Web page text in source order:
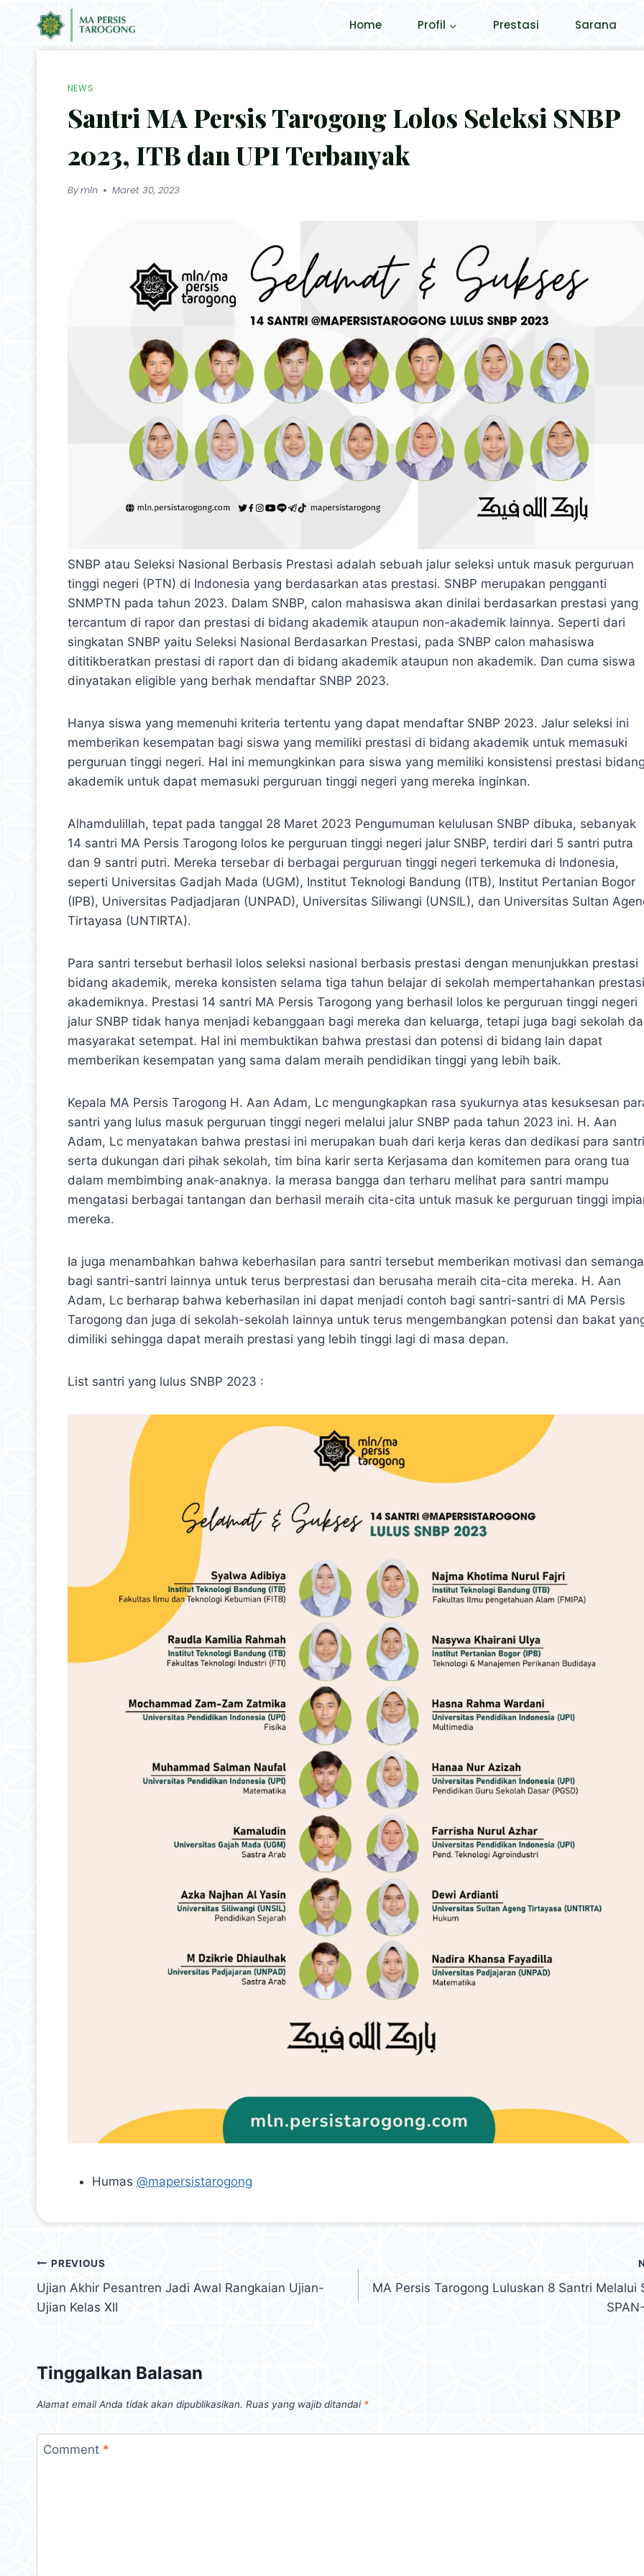
Home Profil Prestasi Sarana
NEWS
Santri MA Persis Tarogong Lolos Seleksi SNBP
2023, ITB dan UPI Terbanyak
Bymln Maret 30, 2023
SNBP atau Seleksi Nasional Berbasis Prestasi adalah sebuah jalur seleksi untuk masuk perguruan
tinggi negeri (PTN) di Indonesia yang berdasarkan atas prestasi. SNBP merupakan pengganti
SNMPTN pada tahun 2023. Dalam SNBP, calon mahasiswa akan dinilai berdasarkan prestasi yang
tercantum di rapor dan prestasi di bidang akademik ataupun non-akademik lainnya. Seperti dari
singkatan SNBP yaitu Seleksi Nasional Berdasarkan Prestasi, pada SNBP calon mahasiswa
dititikberatkan prestasi di raport dan di bidang akademik ataupun non akademik. Dan cuma siswa
dinyatakan eligible yang berhak mendaftar SNBP 2023.
Hanya siswa yang memenuhi kriteria tertentu yang dapat mendaftar SNBP 2023. Jalur seleksi ini
memberikan kesempatan bagi siswa yang memiliki prestasi di bidang akademik untuk memasuki
perguruan tinggi negeri. Hal ini memungkinkan para siswa yang memiliki konsistensi prestasi
akademik untuk dapat memasuki perguruan tinggi negeri yang mereka inginkan.
Alhamdulillah, tepat pada tanggal 28 Maret 2023 Pengumuman kelulusan SNBP dibuka, sebanyak
14 santri MA Persis Tarogong lolos ke perguruan tinggi negeri jalur SNBP, terdiri dari 5 santri putra
dan 9 santri putri. Mereka tersebar di berbagai perguruan tinggi negeri terkemuka di Indonesia,
seperti Universitas Gadjah Mada (UGM), Institut Teknologi Bandung (ITB), Institut Pertanian Bogor
(IPB), Universitas Padjadjaran (UNPAD), Universitas Siliwangi (UNSIL), dan Universitas Sultan
Tirtayasa (UNTIRTA).
Para santri tersebut berhasil lolos seleksi nasional berbasis prestasi dengan menunjukkan prestasi
bidang akademik, mereka konsisten selama tiga tahun belajar di sekolah mempertahankan prestasi
akademiknya. Prestasi 14 santri MA Persis Tarogong yang berhasil lolos ke perguruan tinggi negeri
jalur SNBP tidak hanya menjadi kebanggaan bagi mereka dan keluarga, tetapi juga bagi sekolah
masyarakat setempat. Hal ini membuktikan bahwa prestasi dan potensi di bidang lain dapat
memberikan kesempatan yang sama dalam meraih pendidikan tinggi yang lebih baik.
Kepala MA Persis Tarogong H. Aan Adam, Lc mengungkapkan rasa syukurnya atas kesuksesan
santri yang lulus masuk perguruan tinggi negeri melalui jalur SNBP pada tahun 2023 ini. H. Aan
Adam, Lc menyatakan bahwa prestasi ini merupakan buah dari kerja keras dan dedikasi para santri
serta dukungan dari pihak sekolah, tim bina karir serta Kerjasama dan komitemen para orang tua
dalam membimbing anak-anaknya. Ia merasa bangga dan terharu melihat para santri mampu
mengatasi berbagai tantangan dan berhasil meraih cita-cita untuk masuk ke perguruan tinggi
mereka.
Ia juga menambahkan bahwa keberhasilan para santri tersebut memberikan motivasi dan
bagi santri-santri lainnya untuk terus berprestasi dan berusaha meraih cita-cita mereka. H. Aan
Adam, Lc berharap bahwa keberhasilan ini dapat menjadi contoh bagi santri-santri di MA Persis
Tarogong dan juga di sekolah-sekolah lainnya untuk terus mengembangkan potensi dan bakat
dimiliki sehingga dapat meraih prestasi yang lebih tinggi lagi di masa depan.
List santri yang lulus SNBP 2023 :
Humas @mapersistarogong
PREVIOUS
Ujian Akhir Pesantren Jadi Awal Rangkaian Ujian-
Ujian Kelas XII
MA Persis Tarogong Luluskan 8 Santri Melalui
Tinggalkan Balasan
Alamat email Anda tidak akan dipublikasikan. Ruas yang wajib ditandai *
Comment *